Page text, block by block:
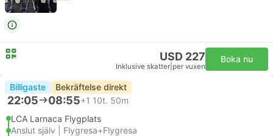
USD 227
Inklusive skatter per vuxen
Boka nu
Billigaste Bekräftelse direkt
22:05 08:55+1 10t. 50m
LCA Larnaca Flygplats
Anslut själv | Flygresa+Flygresa